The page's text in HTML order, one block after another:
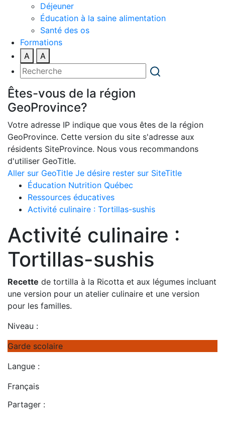
Déjeuner
Éducation à la saine alimentation
Santé des os
Formations
A
A
Êtes-vous de la région
GeoProvince?
Votre adresse IP indique que vous êtes de la région
GeoProvince. Cette version du site s'adresse aux
résidents SiteProvince. Nous vous recommandons
d'utiliser GeoTitle.
Aller sur GeoTitle Je désire rester sur SiteTitle
Éducation Nutrition Québec
Ressources éducatives
Activité culinaire : Tortillas-sushis
Activité culinaire :
Tortillas-sushis
Recette de tortilla à la Ricotta et aux légumes incluant
une version pour un atelier culinaire et une version
pour les familles.
Niveau :
Garde scolaire
Langue :
Français
Partager :